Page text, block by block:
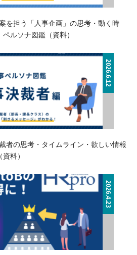
を担う「人事企画」の思考・動く時
ルソナ図鑑（資料）
2026.6.12
者の思考・タイムライン・欲しい情報
料）
2026.4.23